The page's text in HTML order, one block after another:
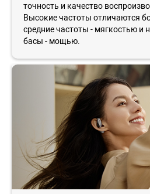
точность и качество
Высокие частоты отличаются
средние частоты - мягкостью и
басы - мощью.